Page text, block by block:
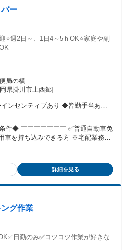
ー
⭐週2日～、1日4～5ｈOK⭐家庭や副
局の横
県掛川市上西郷]
件◆ ￣￣￣￣￣￣￣ ✅普通自動車免
車を持ち込みできる方 ※宅配業務に
クOK！ ✅主婦・主夫歓迎！ ✅シニ
迎！ ✅WワークOK！お気軽に相談く
好きな方 ⭐人と話すことが好きな方
詳細を見る
グ作業
日勤のみ✅コツコツ作業が好きな